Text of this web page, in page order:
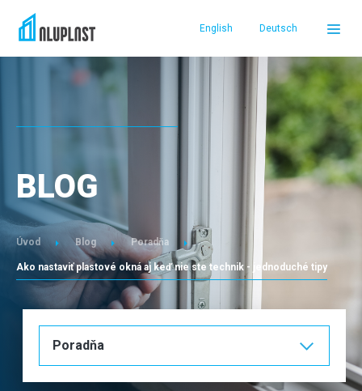
Deutsch
English
REFERENCIE
SERVIS A PODPORA
O NÁS
PREDAJCOVIA
KONTAKT
BLOG
Úvod Blog Poradňa
Ako nastaviť plastové okná aj keď nie ste technik - jednoduché tipy
Poradňa